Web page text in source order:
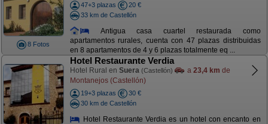
8 Fotos
47+3 plazas
20 €
33 km de Castellón
Antigua casa cuartel restaurada como
apartamentos rurales, cuenta con 47 plazas distribuidas
en 8 apartamentos de 4 y 6 plazas totalmente eq ...
Hotel Restaurante Verdia
Hotel Rural en Suera (Castellón) a 23,4 km de
Montanejos (Castellón)
19+3 plazas
30 €
30 km de Castellón
Hotel Restaurante Verdia es un hotel con encanto en